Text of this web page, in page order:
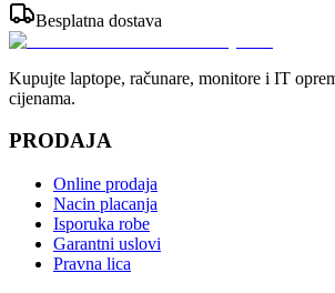
Besplatna dostava
Kupujte laptope, računare, monitore i IT
cijenama.
PRODAJA
Online prodaja
Nacin placanja
Isporuka robe
Garantni uslovi
Pravna lica